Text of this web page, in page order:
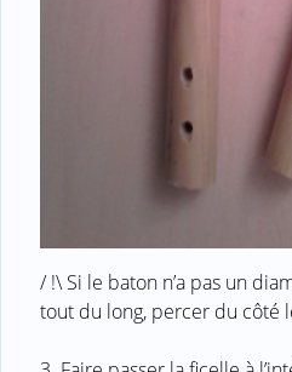
/ !\ Si le baton n’a pas un
tout du long, percer du côté